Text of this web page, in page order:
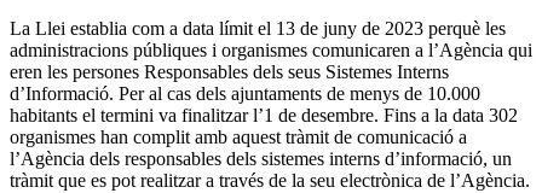
La Llei establia com a data límit el 13 de juny de 2023 perquè les
administracions públiques i organismes comunicaren a l’Agència qui
eren les persones Responsables dels seus Sistemes Interns
d’Informació. Per al cas dels ajuntaments de menys de 10.000
habitants el termini va finalitzar l’1 de desembre. Fins a la data 302
organismes han complit amb aquest tràmit de comunicació a
l’Agència dels responsables dels sistemes interns d’informació, un
tràmit que es pot realitzar a través de la seu electrònica de l’Agència.